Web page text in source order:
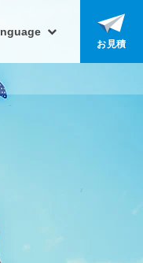
お見積